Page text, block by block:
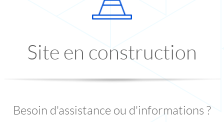
Site en construction
Besoin d'assistance ou d'informations ?